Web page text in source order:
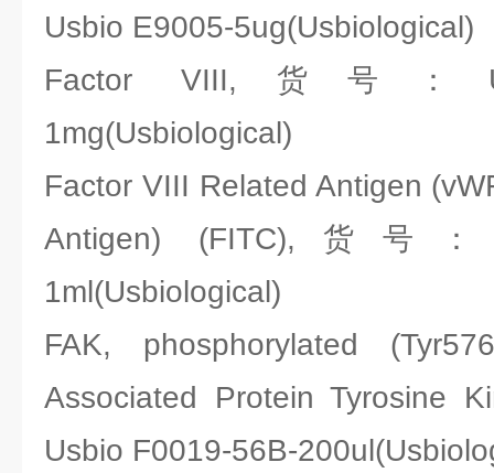
Usbio E9005-5ug(Usbiological)
Factor VIII,货号：
1mg(Usbiological)
Factor VIII Related Antigen
Antigen) (FITC),货号：
1ml(Usbiological)
FAK, phosphorylated
Associated Protein Tyrosine
Usbio F0019-56B-